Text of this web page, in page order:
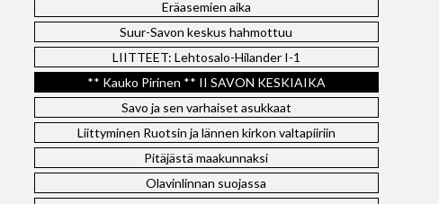
Eräasemien aika
Suur-Savon keskus hahmottuu
LIITTEET: Lehtosalo-Hilander I-1
** Kauko Pirinen ** II SAVON KESKIAIKA
Savo ja sen varhaiset asukkaat
Liittyminen Ruotsin ja lännen kirkon valtapiiriin
Pitäjästä maakunnaksi
Olavinlinnan suojassa